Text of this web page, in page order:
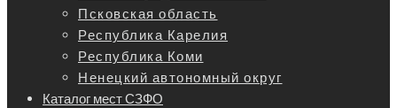
Псковская область
Республика Карелия
Республика Коми
Ненецкий автономный округ
Каталог мест СЗФО